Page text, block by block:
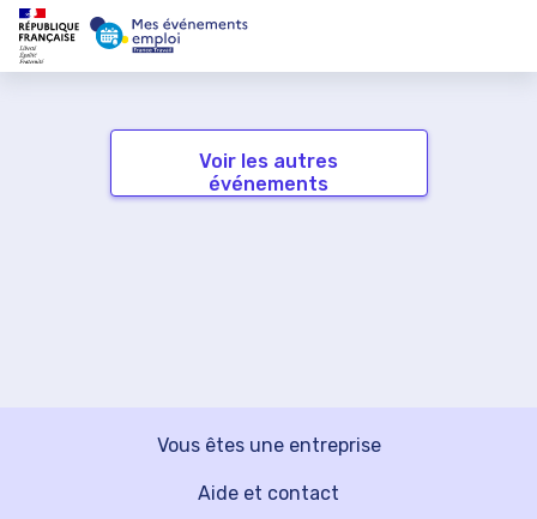
Voir les autres
événements
Vous êtes une entreprise
Aide et contact